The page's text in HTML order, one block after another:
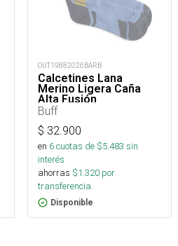
OUT19882026BARB
Calcetines Lana
Merino Ligera Caña
Alta Fusión
Buff
$ 32.900
en 6cuotas de $5.483 sin
interés
ahorras $1.320 por
transferencia.
Disponible